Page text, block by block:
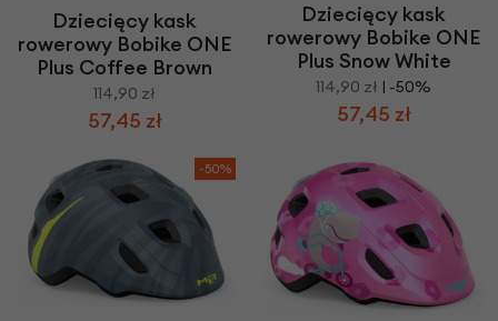
Dziecięcy kask
rowerowy Bobike ONE
Plus Coffee Brown
114,90 zł
57,45 zł
Dziecięcy kask
rowerowy Bobike ONE
Plus Snow White
114,90 zł | -50%
57,45 zł
-50%